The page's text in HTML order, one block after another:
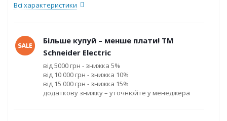
Всі характеристики
Більше купуй – менше плати! ТМ
Schneider Electric
від 5000 грн - знижка 5%
від 10 000 грн - знижка 10%
від 15 000 грн - знижка 15%
додаткову знижку – уточнюйте у менеджера